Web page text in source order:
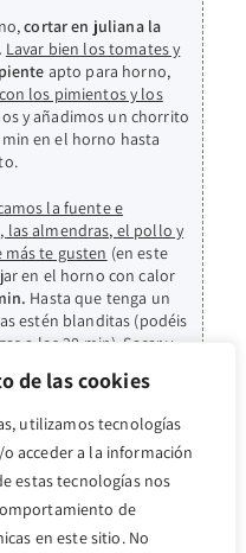
de las cookies
utilizamos tecnologías
acceder a la información
estas tecnologías nos
de
en este sitio. No
cortar en juliana la
Lavar bien los tomates y
apto para horno,
los pimientos y los
y añadimos un chorrito
min en el horno hasta
la fuente e
las almendras, el pollo y
te gusten (en este
en el horno con calor
Hasta que tenga un
estén blanditas (podéis
a los 20 min). Sacar y
puede